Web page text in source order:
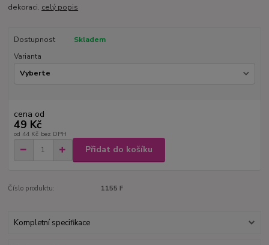
dekoraci. celý popis
Dostupnost
Skladem
Varianta
cena od
49 Kč
od 44 Kč bez DPH
Přidat do košíku
Číslo produktu: 1155 F
Kompletní specifikace